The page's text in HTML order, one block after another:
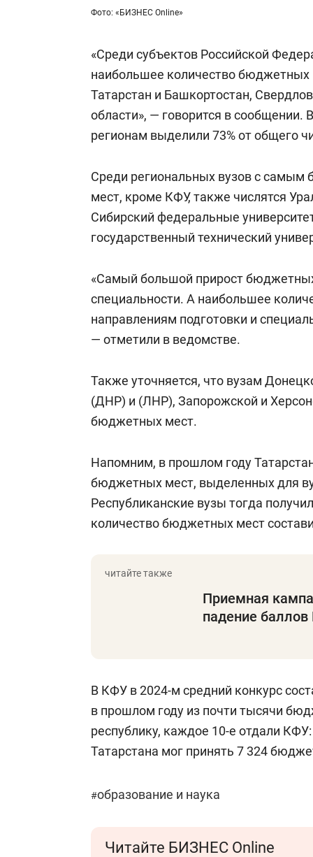
Фото: «БИЗНЕС Online»
«Среди субъектов Российской
наибольшее количество
Татарстан и Башкортостан,
области», — говорится в сообщении.
регионам выделили 73% от общего
Среди региональных вузов с
мест, кроме КФУ, также числятся
Сибирский федеральные
государственный технический
«Самый большой прирост
специальности. А наибольшее
направлениям подготовки и
— отметили в ведомстве.
Также уточняется, что вузам
(ДНР) и (ЛНР), Запорожской и
бюджетных мест.
Напомним, в прошлом году
бюджетных мест, выделенных для
Республиканские вузы тогда
количество бюджетных мест
Приемная
падение баллов
В КФУ в 2024-м средний конкурс
в прошлом году из почти тысячи
республику, каждое 10-е отдали
Татарстана мог принять 7 324
#образование и наука
Читайте БИЗНЕС Online